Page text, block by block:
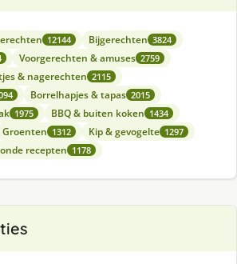
12144 Bijgerechten 3824
Voorgerechten & amuses 2759
& nagerechten 2115
Borrelhapjes & tapas 2015
1975 BBQ & buiten koken 1434
Groenten 1312 Kip & gevogelte 1297
recepten 1178